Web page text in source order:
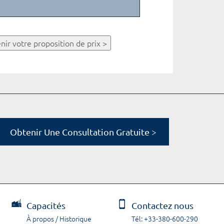
votre proposition de prix >
Obtenir Une Consultation Gratuite >
Capacités
À propos / Historique
Contactez nous
Tél: +33-380-600-290